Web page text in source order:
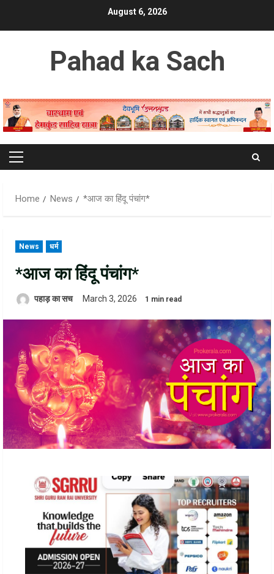
August 6, 2026
Pahad ka Sach
Primary
Home
News *आज का हिंदू पंचांग*
News धर्म
*आज का हिंदू पंचांग*
पहाड़ का सच March 3, 2026 1 min read